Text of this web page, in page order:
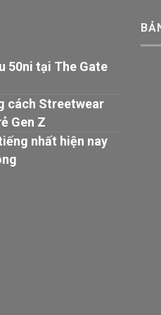
50ni tại The Gate
cách Streetwear
Gen Z
nhất hiện nay